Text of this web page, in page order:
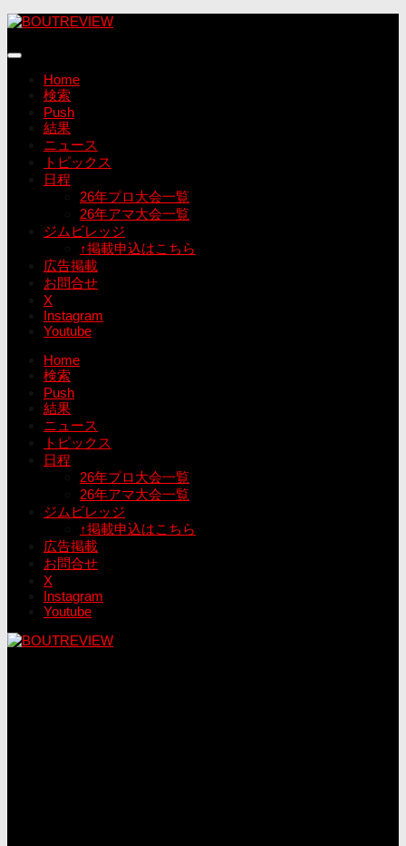
コ
テ
Home
検索
Push
結果
ニュース
トピックス
日程
26年プロ大会一覧
26年アマ大会一覧
ジムビレッジ
↑掲載申込はこちら
広告掲載
お問合せ
X
Instagram
Youtube
Home
検索
Push
結果
ニュース
トピックス
日程
26年プロ大会一覧
26年アマ大会一覧
ジムビレッジ
↑掲載申込はこちら
広告掲載
お問合せ
X
Instagram
Youtube